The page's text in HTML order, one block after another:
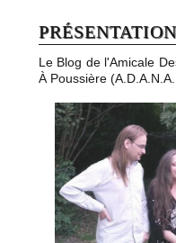
PRÉSENTATION
Le Blog de l'Amicale
À Poussière